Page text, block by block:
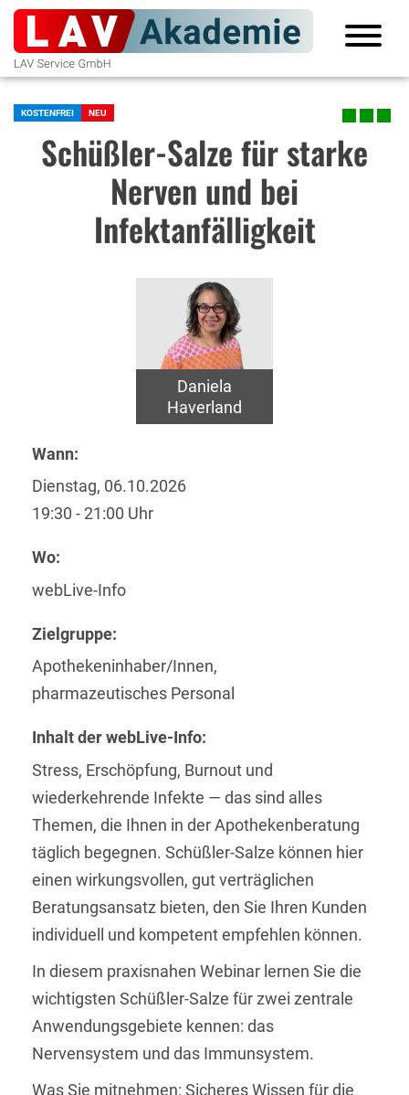
KOSTENFREI NEU
Schüßler-Salze für starke
Nerven und bei
Infektanfälligkeit
Daniela
Haverland
Wann:
Dienstag, 06.10.2026
19:30 - 21:00 Uhr
Wo:
webLive-Info
Zielgruppe:
Apothekeninhaber/Innen,
pharmazeutisches Personal
Inhalt der webLive-Info:
Stress, Erschöpfung, Burnout und
wiederkehrende Infekte — das sind alles
Themen, die Ihnen in der Apothekenberatung
täglich begegnen. Schüßler-Salze können hier
einen wirkungsvollen, gut verträglichen
Beratungsansatz bieten, den Sie Ihren Kunden
individuell und kompetent empfehlen können.
In diesem praxisnahen Webinar lernen Sie die
wichtigsten Schüßler-Salze für zwei zentrale
Anwendungsgebiete kennen: das
Nervensystem und das Immunsystem.
Was Sie mitnehmen: Sicheres Wissen für die